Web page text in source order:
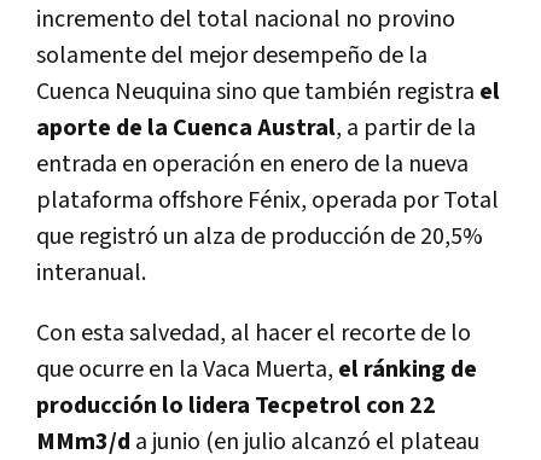
incremento del total nacional no provino
solamente del mejor desempeño de la
Cuenca Neuquina sino que también registra el
aporte de la Cuenca Austral, a partir de la
entrada en operación en enero de la nueva
plataforma offshore Fénix, operada por Total
que registró un alza de producción de 20,5%
interanual.
Con esta salvedad, al hacer el recorte de lo
que ocurre en la Vaca Muerta, el ránking de
producción lo lidera Tecpetrol con 22
MMm3/d a junio (en julio alcanzó el plateau